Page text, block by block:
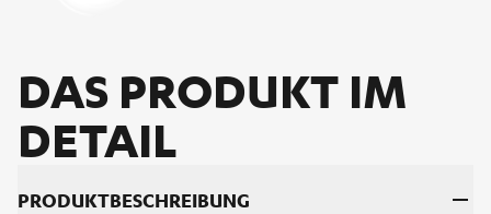
DAS PRO­DUKT IM
DE­TAIL
PRO­DUKT­BE­SCHREI­BUNG